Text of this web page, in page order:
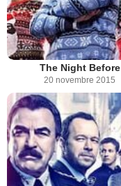
The Night Before
20 novembre 2015